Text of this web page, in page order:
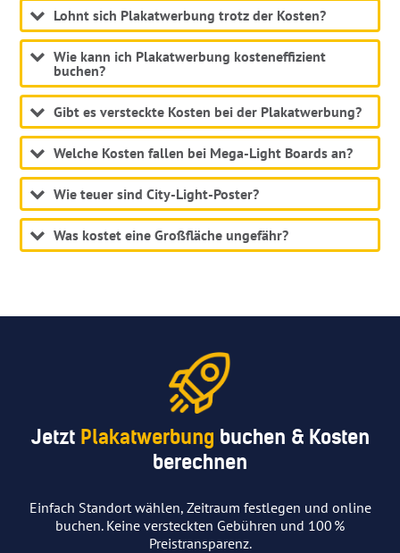
Lohnt sich Plakatwerbung trotz der Kosten?
Wie kann ich Plakatwerbung kosteneffizient
buchen?
Gibt es versteckte Kosten bei der Plakatwerbung?
Welche Kosten fallen bei Mega-Light Boards an?
Wie teuer sind City-Light-Poster?
Was kostet eine Großfläche ungefähr?
Jetzt Plakatwerbung buchen & Kosten
berechnen
Einfach Standort wählen, Zeitraum festlegen und online
buchen. Keine versteckten Gebühren und 100 %
Preistransparenz.